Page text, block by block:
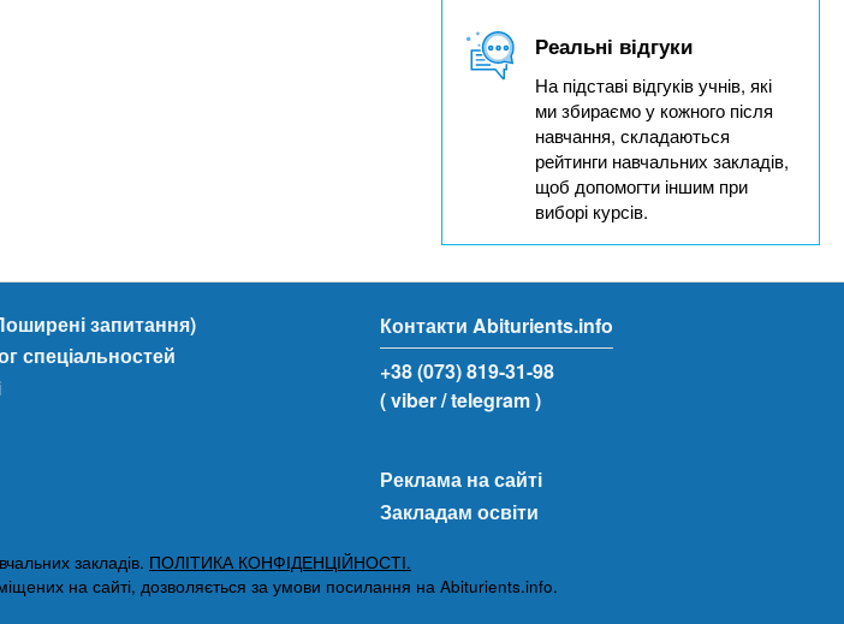
Реальні відгуки
На підставі відгуків учнів, які
ми збираємо у кожного після
навчання, складаються
рейтинги навчальних закладів,
щоб допомогти іншим при
виборі курсів.
запитання)
спеціальностей
Контакти Abiturients.info
+38 (073) 819-31-98
( viber/ telegram )
Реклама на сайті
Закладам освіти
закладів. ПОЛІТИКА КОНФІДЕНЦІЙНОСТІ.
на сайті, дозволяється за умови посилання на Abiturients.info.